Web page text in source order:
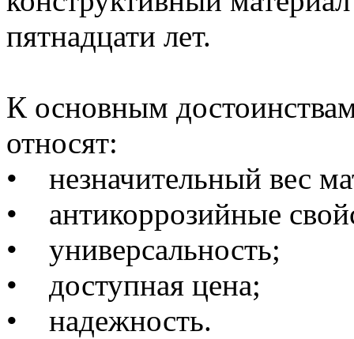
пятнадцати лет.
К основным
относят:
• незначительный вес
• антикоррозийные
• универсальность;
• доступная цена;
• надежность.